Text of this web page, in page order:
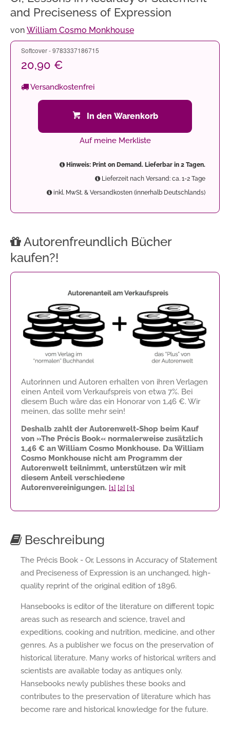
and Preciseness of Expression
von William Cosmo Monkhouse
Softcover - 9783337186715
20,90 €
Versandkostenfrei
In den Warenkorb
Auf meine Merkliste
Hinweis: Print on Demand. Lieferbar in 2 Tagen.
Lieferzeit nach Versand: ca. 1-2 Tage
inkl. MwSt. & Versandkosten (innerhalb Deutschlands)
Autorenfreundlich Bücher
kaufen?!
Autorinnen und Autoren erhalten von ihren Verlagen
einen Anteil vom Verkaufspreis von etwa 7%. Bei
diesem Buch wäre das ein Honorar von 1,46 €. Wir
meinen, das sollte mehr sein!
Deshalb zahlt der Autorenwelt-Shop beim Kauf
von »The Précis Book« normalerweise zusätzlich
1,46 € an William Cosmo Monkhouse. Da William
Cosmo Monkhouse nicht am Programm der
Autorenwelt teilnimmt, unterstützen wir mit
diesem Anteil verschiedene
Autorenvereinigungen. [1] [2] [3]
Beschreibung
The Précis Book - Or, Lessons in Accuracy of Statement
and Preciseness of Expression is an unchanged, high-
quality reprint of the original edition of 1896.
Hansebooks is editor of the literature on different topic
areas such as research and science, travel and
expeditions, cooking and nutrition, medicine, and other
genres. As a publisher we focus on the preservation of
historical literature. Many works of historical writers and
scientists are available today as antiques only.
Hansebooks newly publishes these books and
contributes to the preservation of literature which has
become rare and historical knowledge for the future.